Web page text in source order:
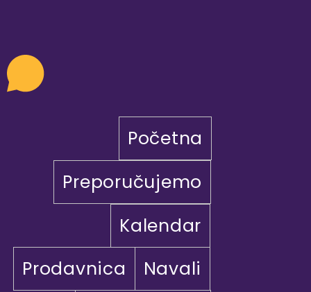
Početna
Preporučujemo
Kalendar
Prodavnica
Navali